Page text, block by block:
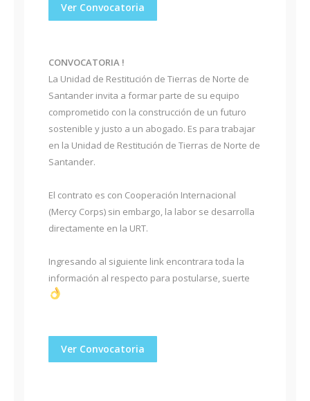
Ver Convocatoria
CONVOCATORIA !
La Unidad de Restitución de Tierras de Norte de
Santander invita a formar parte de su equipo
comprometido con la construcción de un futuro
sostenible y justo a un abogado. Es para trabajar
en la Unidad de Restitución de Tierras de Norte de
Santander.
El contrato es con Cooperación Internacional
(Mercy Corps) sin embargo, la labor se desarrolla
directamente en la URT.
Ingresando al siguiente link encontrara toda la
información al respecto para postularse, suerte
Ver Convocatoria